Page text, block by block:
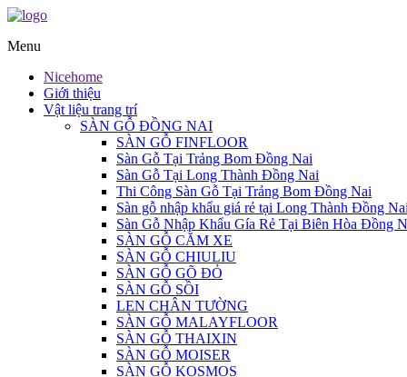
Menu
Nicehome
Giới thiệu
Vật liệu trang trí
SÀN GỖ ĐỒNG NAI
SÀN GỖ FINFLOOR
Sàn Gỗ Tại Trảng Bom Đồng Nai
Sàn Gỗ Tại Long Thành Đồng Nai
Thi Công Sàn Gỗ Tại Trảng Bom Đồng Nai
Sàn gỗ nhập khẩu giá rẻ tại Long Thành Đồng
Sàn Gỗ Nhập Khẩu Gía Rẻ Tại Biên Hòa Đồng
SÀN GỖ CĂM XE
SÀN GỖ CHIULIU
SÀN GỖ GÕ ĐỎ
SÀN GỖ SỒI
LEN CHÂN TƯỜNG
SÀN GỖ MALAYFLOOR
SÀN GỖ THAIXIN
SÀN GỖ MOISER
SÀN GỖ KOSMOS